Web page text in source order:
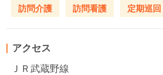
訪問介護 訪問看護 定期巡回
アクセス
ＪＲ武蔵野線